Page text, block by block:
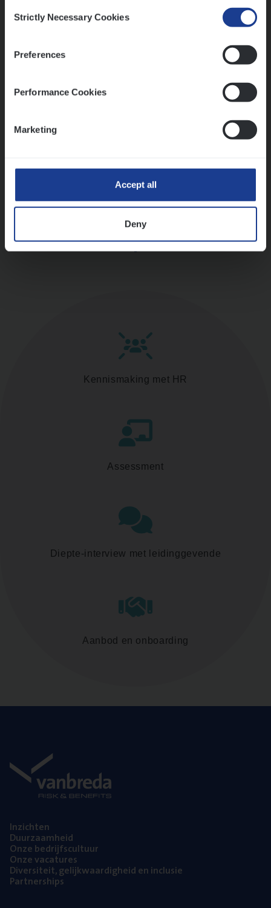
Selection
Strictly Necessary Cookies
Preferences
Performance Cookies
Marketing
Accept all
Deny
Vorige Volgende
Mathias houdt van diepgaande dossiers én droge
Thalia zoekt graag oplossingen, in games én op het
Ons sollicitatieproces
Kennismaking met HR
Assessment
Diepte-interview met leidinggevende
Aanbod en onboarding
Inzich­ten
Duur­zaam­heid
Onze bedrijfs­cul­tuur
Onze vaca­tu­res
Diver­si­teit, gelijk­waar­dig­heid en inclusie
Part­ner­ships